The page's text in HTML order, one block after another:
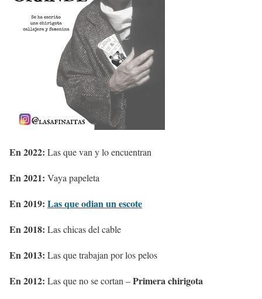
En 2022: Las que van y lo encuentran
En 2021: Vaya papeleta
En 2019: Las que odian un escote
En 2018: Las chicas del cable
En 2013: Las que trabajan por los pelos
En 2012: Las que no se cortan –Primera chirigota